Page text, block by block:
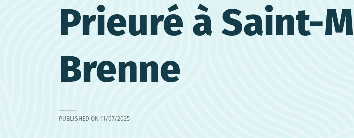
Prieuré à Saint-
Brenne
PUBLISHED ON 11/07/2025